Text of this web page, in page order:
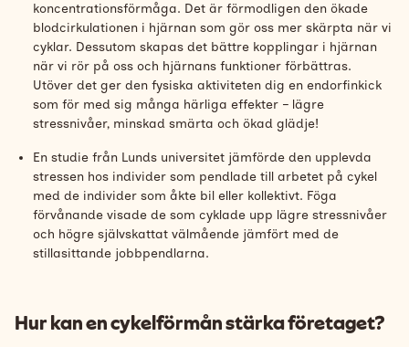
koncentrationsförmåga. Det är förmodligen den ökade
blodcirkulationen i hjärnan som gör oss mer skärpta när vi
cyklar. Dessutom skapas det bättre kopplingar i hjärnan
när vi rör på oss och hjärnans funktioner förbättras.
Utöver det ger den fysiska aktiviteten dig en endorfinkick
som för med sig många härliga effekter – lägre
stressnivåer, minskad smärta och ökad glädje!
En studie från Lunds universitet jämförde den upplevda
stressen hos individer som pendlade till arbetet på cykel
med de individer som åkte bil eller kollektivt. Föga
förvånande visade de som cyklade upp lägre stressnivåer
och högre självskattat välmående jämfört med de
stillasittande jobbpendlarna.
Hur kan en cykelförmån stärka företaget?